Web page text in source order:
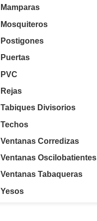
Mamparas
Mosquiteros
Postigones
Puertas
PVC
Rejas
Tabiques Divisorios
Techos
Ventanas Corredizas
Ventanas Oscilobatientes
Ventanas Tabaqueras
Yesos